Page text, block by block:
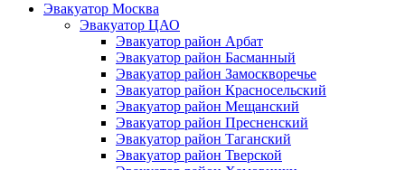
Эвакуатор Москва
Эвакуатор ЦАО
Эвакуатор район Арбат
Эвакуатор район Басманный
Эвакуатор район Замоскворечье
Эвакуатор район Красносельский
Эвакуатор район Мещанский
Эвакуатор район Пресненский
Эвакуатор район Таганский
Эвакуатор район Тверской